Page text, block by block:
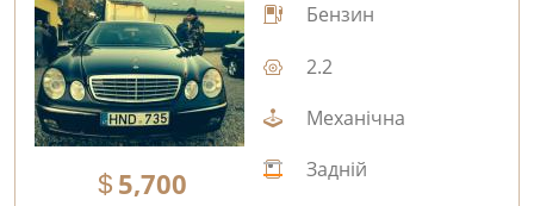
5,700
Бензин
2.2
Механічна
Задній